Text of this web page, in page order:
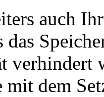
auch
das
verhindert
mit dem